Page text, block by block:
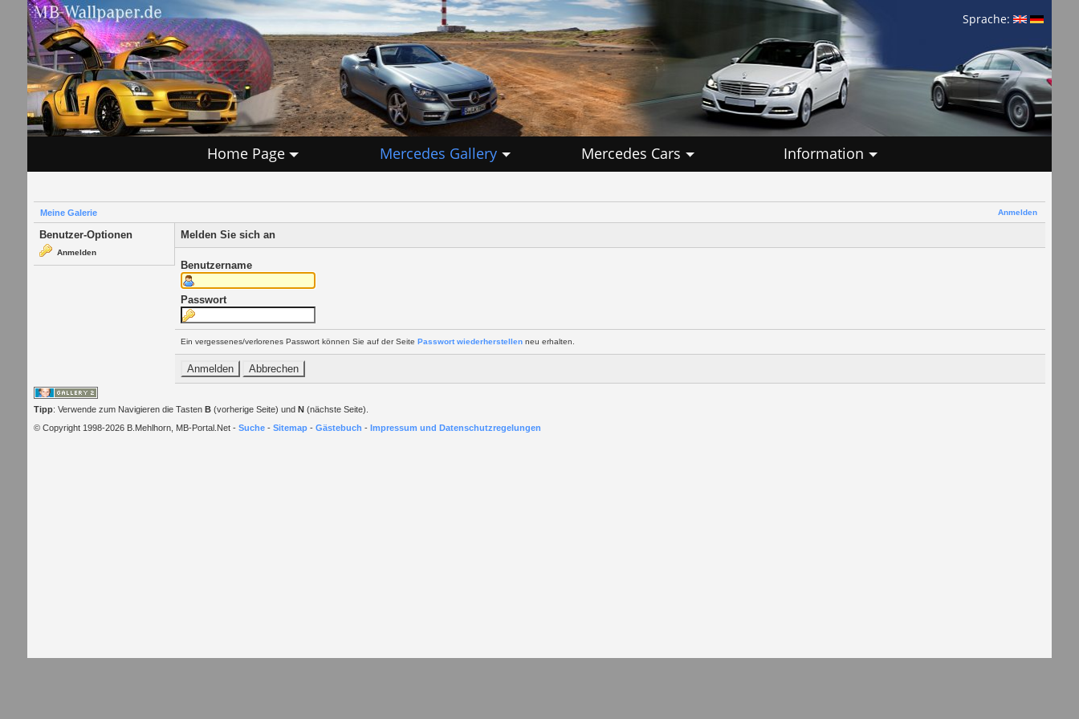
Sprache:
Home Page Mercedes Gallery Mercedes Cars Information
Anmelden
Meine Galerie
Benutzer-Optionen
Anmelden
Melden Sie sich an
Benutzername
Passwort
Ein vergessenes/verlorenes Passwort können Sie auf der Seite Passwort wiederherstellenneu erhalten.
Tipp: Verwende zum Navigieren die Tasten B(vorherige Seite) und N(nächste Seite).
© Copyright 1998-2026 B.Mehlhorn, MB-Portal.Net - Suche- Sitemap- Gästebuch - Impressum und Datenschutzregelungen